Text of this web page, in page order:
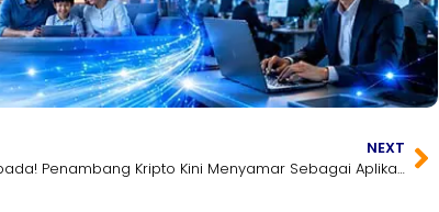
NEXT
Waspada! Penambang Kripto Kini Menyamar Sebagai Aplikasi Benchmark dan Utilitas PC